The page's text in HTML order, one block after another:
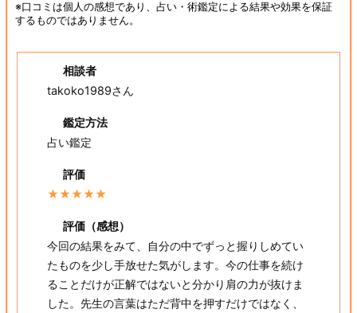
※口コミは個人の感想であり、占い・術鑑定による結果や効果を保証
するものではありません。
相談者
takoko1989さん
鑑定方法
占い鑑定
評価
★★★★★
評価（感想）
今回の結果をみて、自分の中でずっと握りしめてい
たものを少し手放せた気がします。今の仕事を続け
ることだけが正解ではないと分かり肩の力が抜けま
した。先生の言葉はただ背中を押すだけではなく、